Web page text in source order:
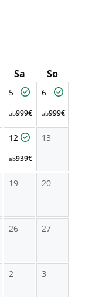
Sa So
5
ab999€
6
ab999€
12
ab939€
13
19 20
26 27
2 3